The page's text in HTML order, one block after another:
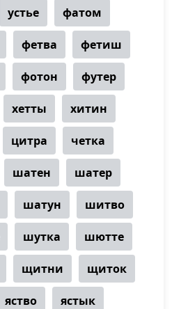
устье фатом
фетва фетиш
фотон футер
хетты хитин
цитра четка
шатен шатер
шатун шитво
шутка шютте
щитни щиток
яство ястык